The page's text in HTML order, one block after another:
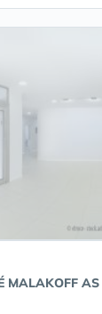
MALAKOFF AS